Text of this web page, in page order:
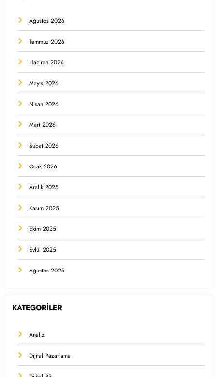
Ağustos 2026
Temmuz 2026
Haziran 2026
Mayıs 2026
Nisan 2026
Mart 2026
Şubat 2026
Ocak 2026
Aralık 2025
Kasım 2025
Ekim 2025
Eylül 2025
Ağustos 2025
KATEGORİLER
Analiz
Dijital Pazarlama